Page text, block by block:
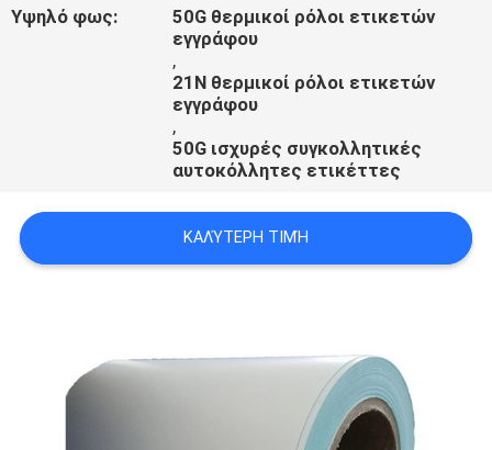
Υψηλό φως:
50G θερμικοί ρόλοι ετικετών
εγγράφου
,
21N θερμικοί ρόλοι ετικετών
εγγράφου
,
50G ισχυρές συγκολλητικές
αυτοκόλλητες ετικέττες
ΚΑΛΎΤΕΡΗ ΤΙΜΉ